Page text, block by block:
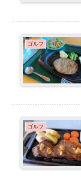
ゴルフ
ゴルフ